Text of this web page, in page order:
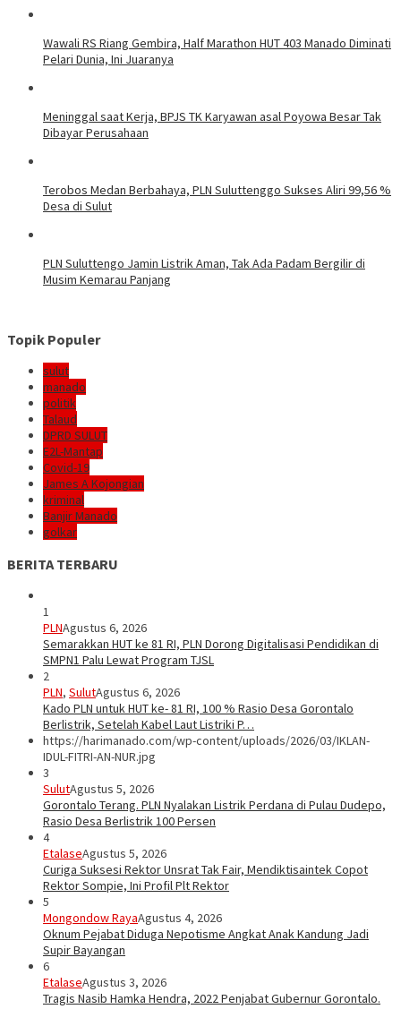
Wawali RS Riang Gembira, Half Marathon HUT 403 Manado Diminati
Pelari Dunia, Ini Juaranya
Meninggal saat Kerja, BPJS TK Karyawan asal Poyowa Besar Tak
Dibayar Perusahaan
Terobos Medan Berbahaya, PLN Suluttenggo Sukses Aliri 99,56 %
Desa di Sulut
PLN Suluttengo Jamin Listrik Aman, Tak Ada Padam Bergilir di
Musim Kemarau Panjang
Topik Populer
sulut
manado
politik
Talaud
DPRD SULUT
E2L-Mantap
Covid-19
James A Kojongian
kriminal
Banjir Manado
golkar
BERITA TERBARU
1
PLNAgustus 6, 2026
Semarakkan HUT ke 81 RI, PLN Dorong Digitalisasi Pendidikan di
SMPN1 Palu Lewat Program TJSL
2
PLN, SulutAgustus 6, 2026
Kado PLN untuk HUT ke- 81 RI, 100 % Rasio Desa Gorontalo
Berlistrik, Setelah Kabel Laut Listriki P…
https://harimanado.com/wp-content/uploads/2026/03/IKLAN-
IDUL-FITRI-AN-NUR.jpg
3
SulutAgustus 5, 2026
Gorontalo Terang. PLN Nyalakan Listrik Perdana di Pulau Dudepo,
Rasio Desa Berlistrik 100 Persen
4
EtalaseAgustus 5, 2026
Curiga Suksesi Rektor Unsrat Tak Fair, Mendiktisaintek Copot
Rektor Sompie, Ini Profil Plt Rektor
5
Mongondow RayaAgustus 4, 2026
Oknum Pejabat Diduga Nepotisme Angkat Anak Kandung Jadi
Supir Bayangan
6
EtalaseAgustus 3, 2026
Tragis Nasib Hamka Hendra, 2022 Penjabat Gubernur Gorontalo.